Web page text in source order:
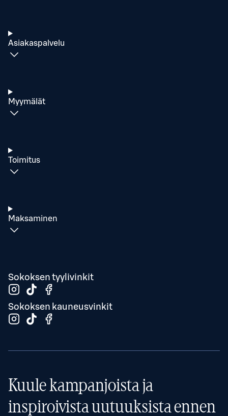
Asiakaspalvelu
Myymälät
Toimitus
Maksaminen
Sokoksen tyylivinkit
Sokoksen kauneusvinkit
Kuule kampanjoista ja
inspiroivista uutuuksista ennen